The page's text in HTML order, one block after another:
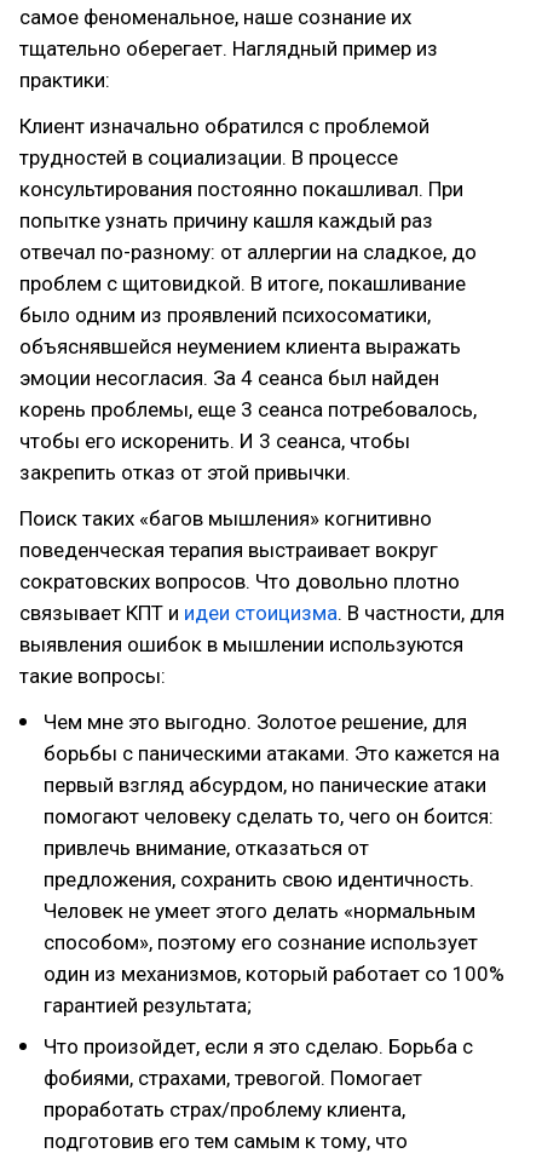
самое феноменальное, наше сознание их
тщательно оберегает. Наглядный пример из
практики:
Клиент изначально обратился с проблемой
трудностей в социализации. В процессе
консультирования постоянно покашливал. При
попытке узнать причину кашля каждый раз
отвечал по-разному: от аллергии на сладкое, до
проблем с щитовидкой. В итоге, покашливание
было одним из проявлений психосоматики,
объяснявшейся неумением клиента выражать
эмоции несогласия. За 4 сеанса был найден
корень проблемы, еще 3 сеанса потребовалось,
чтобы его искоренить. И 3 сеанса, чтобы
закрепить отказ от этой привычки.
Поиск таких «багов мышления» когнитивно
поведенческая терапия выстраивает вокруг
сократовских вопросов. Что довольно плотно
связывает КПТ и идеи стоицизма. В частности, для
выявления ошибок в мышлении используются
такие вопросы:
Чем мне это выгодно. Золотое решение, для
борьбы с паническими атаками. Это кажется на
первый взгляд абсурдом, но панические атаки
помогают человеку сделать то, чего он боится:
привлечь внимание, отказаться от
предложения, сохранить свою идентичность.
Человек не умеет этого делать «нормальным
способом», поэтому его сознание использует
один из механизмов, который работает со 100%
гарантией результата;
Что произойдет, если я это сделаю. Борьба с
фобиями, страхами, тревогой. Помогает
проработать страх/проблему клиента,
подготовив его тем самым к тому, что